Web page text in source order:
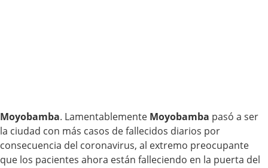
Moyobamba. Lamentablemente Moyobamba pasó a ser
la ciudad con más casos de fallecidos diarios por
consecuencia del coronavirus, al extremo preocupante
que los pacientes ahora están falleciendo en la puerta del